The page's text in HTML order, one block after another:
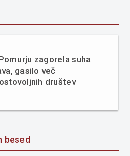
zagorela suha
gasilo več
društev
besed